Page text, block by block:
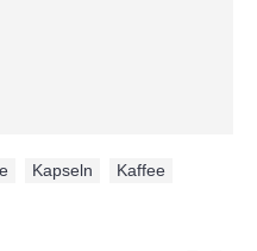
Kapseln Kaffee